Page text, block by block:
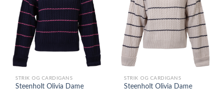
STRIK OG CARDIGANS
Steenholt Olivia Dame
STRIK OG CARDIGANS
Steenholt Olivia Dame